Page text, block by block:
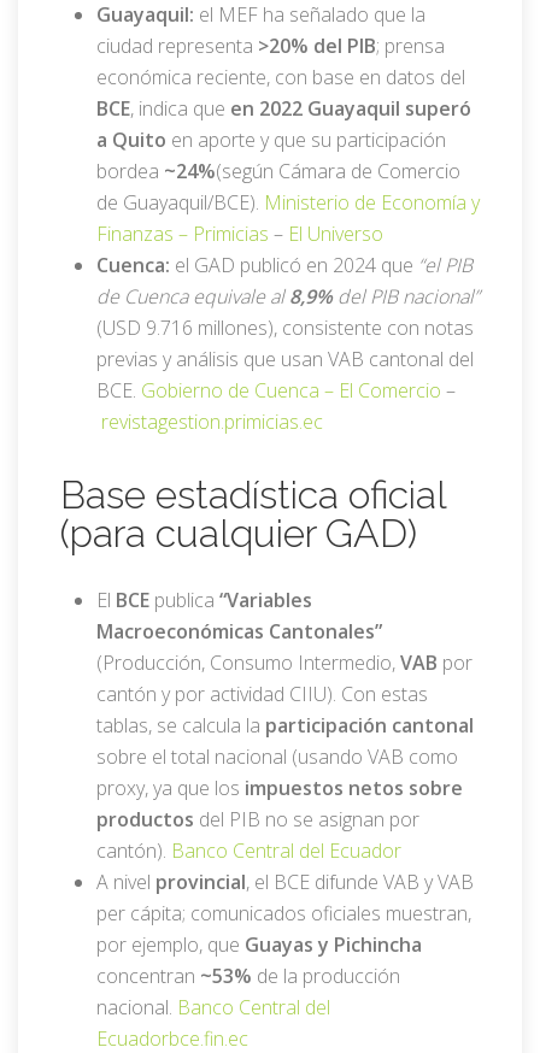
Guayaquil: el MEF ha señalado que la
ciudad representa >20% del PIB; prensa
económica reciente, con base en datos del
BCE, indica que en 2022 Guayaquil superó
a Quito en aporte y que su participación
bordea ~24%(según Cámara de Comercio
de Guayaquil/BCE). Ministerio de Economía y
Finanzas – Primicias – El Universo
Cuenca: el GAD publicó en 2024 que “el PIB
de Cuenca equivale al8,9%del PIB nacional”
(USD 9.716 millones), consistente con notas
previas y análisis que usan VAB cantonal del
BCE. Gobierno de Cuenca – El Comercio –
revistagestion.primicias.ec
Base estadística oficial
(para cualquier GAD)
El BCE publica “Variables
Macroeconómicas Cantonales”
(Producción, Consumo Intermedio,VAB por
cantón y por actividad CIIU). Con estas
tablas, se calcula la participación cantonal
sobre el total nacional (usando VAB como
proxy, ya que los impuestos netos sobre
productos del PIB no se asignan por
cantón). Banco Central del Ecuador
A nivel provincial, el BCE difunde VAB y VAB
per cápita; comunicados oficiales muestran,
por ejemplo, que Guayas y Pichincha
concentran ~53% de la producción
nacional. Banco Central del
Ecuadorbce.fin.ec